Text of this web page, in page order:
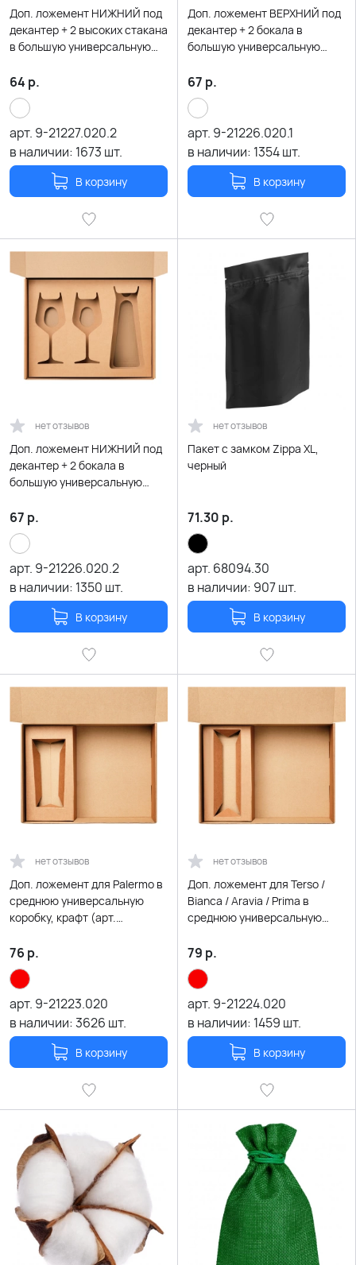
Доп. ложемент НИЖНИЙ под
декантер + 2 высоких стакана
в большую универсальную
21005.020)
64 р.
арт. 9-21227.020.2
в наличии: 1673 шт.
В корзину
Доп. ложемент ВЕРХНИЙ под
декантер + 2 бокала в
большую универсальную
21005.020)
67 р.
арт. 9-21226.020.1
в наличии: 1354шт.
В корзину
нет отзывов
Доп. ложемент НИЖНИЙ под
декантер + 2 бокала в
большую универсальную
21005.020)
67 р.
арт. 9-21226.020.2
в наличии: 1350 шт.
В корзину
нет отзывов
Пакет с замком Zippa XL,
черный
71.30 р.
арт. 68094.30
в наличии: 907шт.
В корзину
нет отзывов
Доп. ложемент для Palermo в
среднюю универсальную
коробку, крафт (арт.
76 р.
арт. 9-21223.020
в наличии:3626 шт.
В корзину
нет отзывов
Доп. ложемент для Terso /
Bianca / Aravia / Prima в
среднюю универсальную
(арт.21002.020)
79 р.
арт. 9-21224.020
в наличии: 1459 шт.
В корзину